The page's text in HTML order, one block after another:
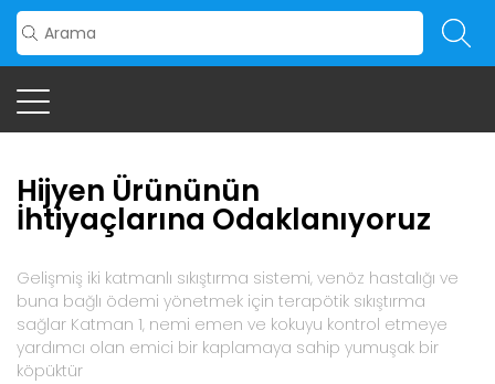
Hijyen Ürününün
İhtiyaçlarına Odaklanıyoruz
Gelişmiş iki katmanlı sıkıştırma sistemi, venöz hastalığı ve
buna bağlı ödemi yönetmek için terapötik sıkıştırma
sağlar Katman 1, nemi emen ve kokuyu kontrol etmeye
yardımcı olan emici bir kaplamaya sahip yumuşak bir
köpüktür